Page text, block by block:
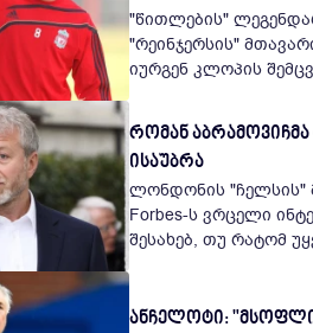
"წითლების"
"რეინჯერსის"
რომან
ისაუბრა
ლონდონის "ჩელსის"
Forbes-ს ვრცელი
შესახებ, თუ რატომ
ანჩელოტი: